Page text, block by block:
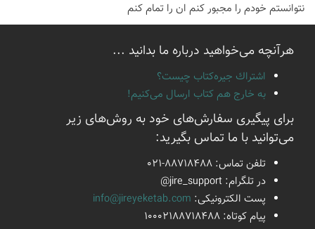
نتوانستم خودم را مجبور کنم ان را تمام کنم
هرآنچه می‌خواهید درباره ما بدانید ...
اشتراك جيره‌كتاب چيست؟
به خارج هم كتاب ارسال می‌كنیم!
برای پیگیری سفارش‌های خود به روش‌های زیر
می‌توانید با ما تماس بگیرید:
تلفن تماس: 021-88718488
در تلگرام: @jire_support
پست الكترونیكی: info@jireyeketab.com
پیام كوتاه: 10002188718488